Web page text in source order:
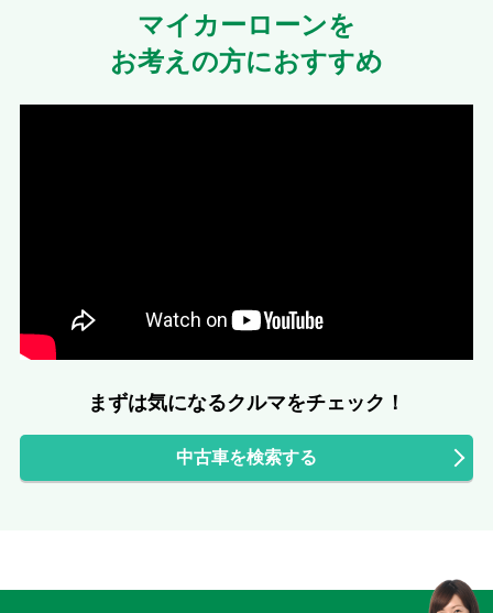
マイカーローンを
お考えの方におすすめ
まずは気になるクルマをチェック！
中古車を検索する